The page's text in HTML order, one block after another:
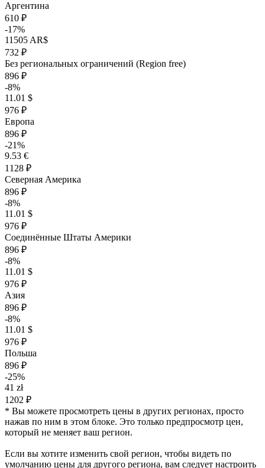
Аргентина
610 ₽
-17%
11505 AR$
732 ₽
Без региональных ограничений (Region free)
896 ₽
-8%
11.01 $
976 ₽
Европа
896 ₽
-21%
9.53 €
1128 ₽
Северная Америка
896 ₽
-8%
11.01 $
976 ₽
Соединённые Штаты Америки
896 ₽
-8%
11.01 $
976 ₽
Азия
896 ₽
-8%
11.01 $
976 ₽
Польша
896 ₽
-25%
41 zł
1202 ₽
* Вы можете просмотреть цены в других регионах, просто
нажав по ним в этом блоке. Это только предпросмотр цен,
который не меняет ваш регион.
Если вы хотите изменить свой регион, чтобы видеть по
умолчанию цены для другого региона, вам следует настроить